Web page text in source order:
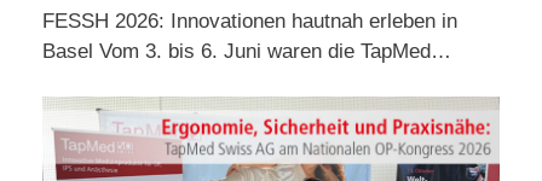
FESSH 2026: Innovationen hautnah erleben in
Basel Vom 3. bis 6. Juni waren die TapMed…